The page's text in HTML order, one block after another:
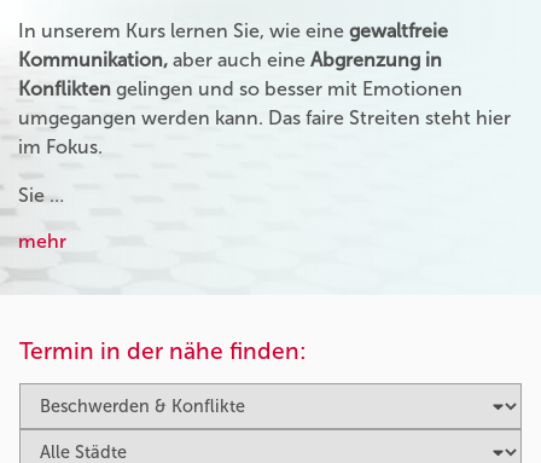
In unserem Kurs lernen Sie, wie eine gewaltfreie
Kommunikation, aber auch eine Abgrenzung in
Konflikten gelingen und so besser mit Emotionen
umgegangen werden kann. Das faire Streiten steht hier
im Fokus.
Sie …
mehr
Termin in der nähe finden: